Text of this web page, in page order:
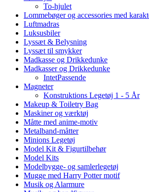
To-hjulet
Lommebøger og accessories med
Luftmadras
Luksusbiler
Lyssæt & Belysning
Lyssæt til smykker
Madkasse og Drikkedunke
Madkasser og Drikkedunke
IntetPassende
Magneter
Konstruktions Legetøj 1 - 5 År
Makeup & Toiletry Bag
Maskiner og værktøj
Måtte med anime-motiv
Metalband-måtter
Minions Legetøj
Model Kit & Figurtilbehør
Model Kits
Modelbygge- og samlerlegetøj
Mugge med Harry Potter motif
Musik og Alarmure